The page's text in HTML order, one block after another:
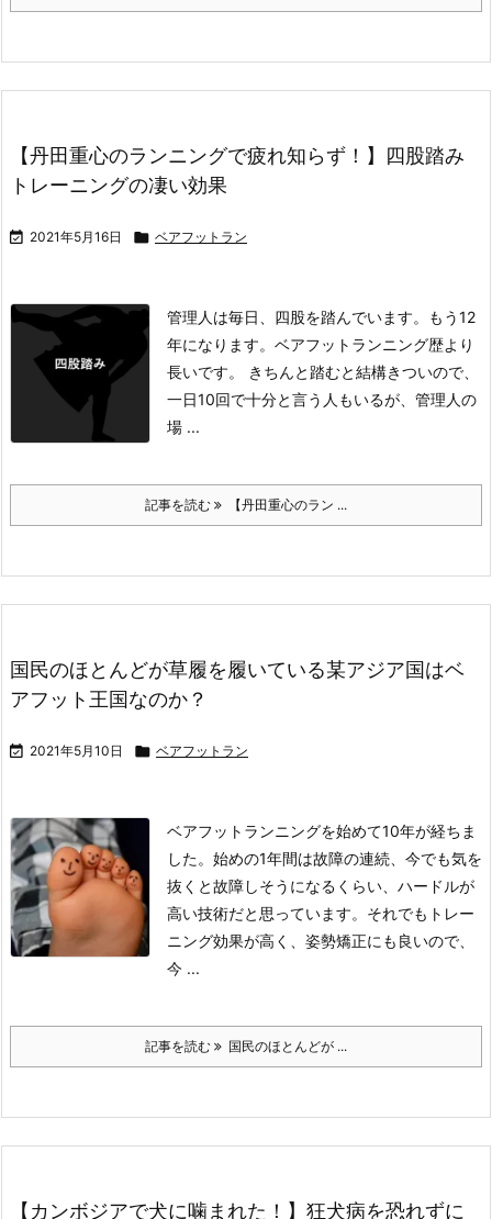
【丹田重心のランニングで疲れ知らず！】四股踏み
トレーニングの凄い効果
 2021年5月16日  ベアフットラン
管理人は毎日、四股を踏んでいます。
もう12
年になります。 ベアフットランニング歴より
長いです。
きちんと踏むと結構きついので、
一日10回で十分と言う人もいるが、管理人の
場 ...
記事を読む 【丹田重心のラン ...
国民のほとんどが草履を履いている某アジア国はベ
アフット王国なのか？
 2021年5月10日  ベアフットラン
ベアフットランニングを始めて10年が経ちま
した。 始めの1年間は故障の連続、今でも気を
抜くと故障しそうになるくらい、ハードルが
高い技術だと思っています。 それでもトレー
ニング効果が高く、姿勢矯正にも良いので、
今 ...
記事を読む 国民のほとんどが ...
【カンボジアで犬に噛まれた！】狂犬病を恐れずに